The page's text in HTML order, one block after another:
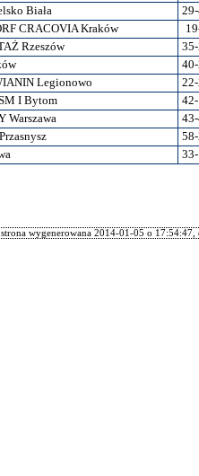
Biała
CRACOVIA Kraków
Rzeszów
Legionowo
I Bytom
Warszawa
wygenerowana 2014-01-05 o 17:54:47,